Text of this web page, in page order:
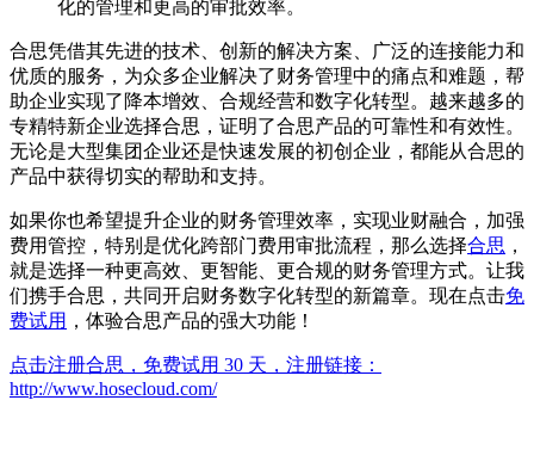
化的管理和更高的审批效率。
合思凭借其先进的技术、创新的解决方案、广泛的连接能力和
优质的服务，为众多企业解决了财务管理中的痛点和难题，帮
助企业实现了降本增效、合规经营和数字化转型。越来越多的
专精特新企业选择合思，证明了合思产品的可靠性和有效性。
无论是大型集团企业还是快速发展的初创企业，都能从合思的
产品中获得切实的帮助和支持。
如果你也希望提升企业的财务管理效率，实现业财融合，加强
费用管控，特别是优化跨部门费用审批流程，那么选择合思 ，
就是选择一种更高效、更智能、更合规的财务管理方式。让我
们携手合思，共同开启财务数字化转型的新篇章。现在点击免
费试用 ，体验合思产品的强大功能！
点击注册合思，免费试用 30 天，注册链接：
http://www.hosecloud.com/